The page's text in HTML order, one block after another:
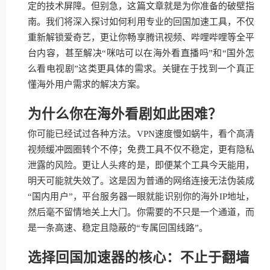
定的技术屏障。但别急，这篇文章就是为你准备的破壁指
南。我们将深入探讨如何利用专业的回国加速工具，不仅
重新解锁爱奇艺，更让你畅享腾讯视频、哔哩哔哩等全平
台内容，甚至解决“咪咕可以在海外看直播吗”和“国外怎
么看电视剧”这类更具体的需求。关键在于找到一个真正
懂海外用户需求的解决方案。
为什么你在海外看剧如此困难？
你可能已经试过各种方法。VPN速度慢如蜗牛，看个高清
视频缓冲圆圈转个不停；免费工具不仅不稳定，更有隐私
泄露的风险。更让人头疼的是，即便某个工具今天能用，
明天可能就失效了。这是因为普通的网络连接无法伪装成
“国内用户”，平台服务器一眼就能识别你的海外IP地址，
然后毫不留情地关上大门。你需要的不只是一个通道，而
是一条高速、稳定且隐蔽的“专属回国线路”。
选择回国加速器的核心：不止于翻墙